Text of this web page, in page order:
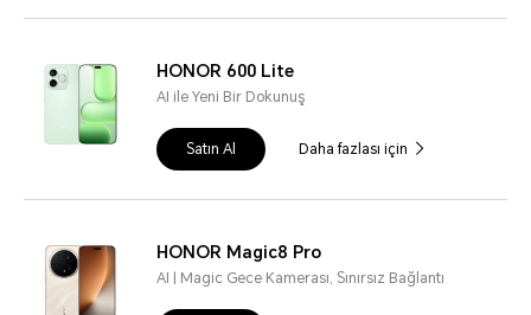
HONOR 600 Lite
AI ile Yeni Bir Dokunuş
Satın Al Daha fazlası için
HONOR Magic8 Pro
AI | Magic Gece Kamerası, Sınırsız Bağlantı